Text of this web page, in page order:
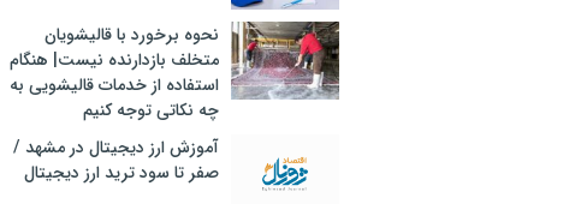
نحوه برخورد با قالیشویان
متخلف بازدارنده نیست| هنگام
استفاده از خدمات قالیشویی به
چه نکاتی توجه کنیم
آموزش ارز دیجیتال در مشهد /
صفر تا سود ترید ارز دیجیتال